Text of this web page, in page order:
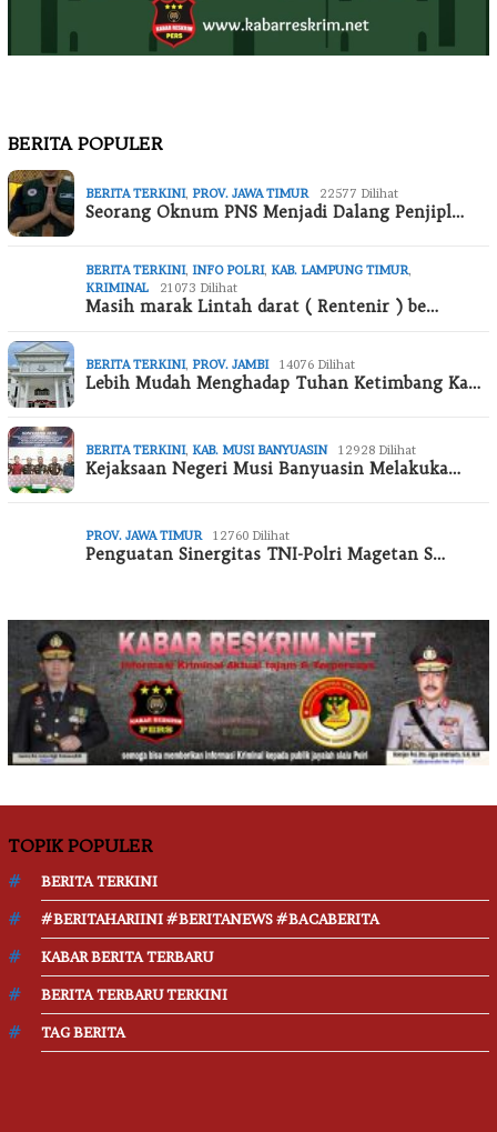
BERITA POPULER
BERITA TERKINI, PROV. JAWA TIMUR 22577 Dilihat
Seorang Oknum PNS Menjadi Dalang Penjipl…
BERITA TERKINI, INFO POLRI, KAB. LAMPUNG TIMUR
KRIMINAL
21073 Dilihat
Masih marak Lintah darat ( Rentenir ) be…
BERITA TERKINI, PROV. JAMBI 14076 Dilihat
Lebih Mudah Menghadap Tuhan Ketimbang Ka…
BERITA TERKINI, KAB. MUSI BANYUASIN 12928 Dilihat
Kejaksaan Negeri Musi Banyuasin Melakuka…
PROV. JAWA TIMUR 12760 Dilihat
Penguatan Sinergitas TNI-Polri Magetan S…
TOPIK POPULER
BERITA TERKINI
#BERITAHARIINI #BERITANEWS #BACABERITA
KABAR BERITA TERBARU
BERITA TERBARU TERKINI
TAG BERITA